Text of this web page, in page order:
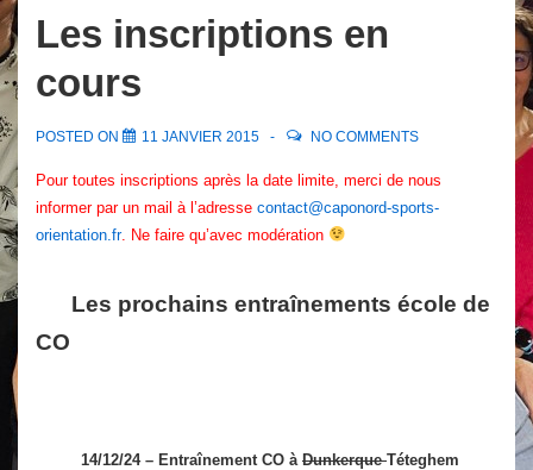
Les inscriptions en
cours
POSTED ON 11 JANVIER 2015 NO COMMENTS
Pour toutes inscriptions après la date limite, merci de nous
informer par un mail à l’adresse contact@caponord-sports-
orientation.fr. Ne faire qu’avec modération
Les prochains entraînements école de
CO
14/12/24 – Entraînement CO à DunkerqueTéteghem